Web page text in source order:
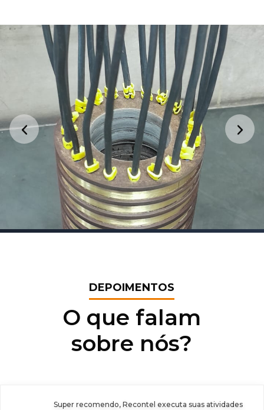
DEPOIMENTOS
O que falam
sobre nós?
Super recomendo, Recontel executa suas atividades